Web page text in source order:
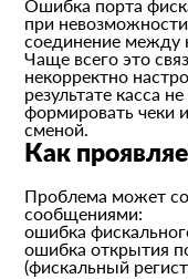
Ошибка порта
при
соединение между
Чаще всего это
некорректно
результате касса
формировать чеки
сменой.
Как
Проблема может
сообщениями:
ошибка
ошибка открытия
(фискальный